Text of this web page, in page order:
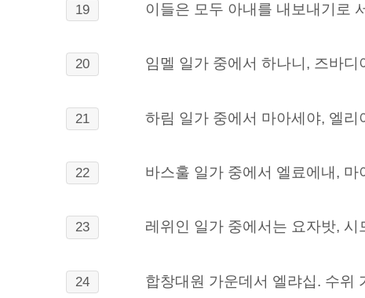
19 이들은 모두 아내를 내보내기로
20 임멜 일가 중에서 하나니, 즈바디
21 하림 일가 중에서 마아세야, 엘리
22 바스훌 일가 중에서 엘료에내,
23 레위인 일가 중에서는 요자밧,
24 합창대원 가운데서 엘랴십. 수위